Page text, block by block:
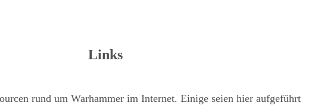
Links
rund um Warhammer im Internet. Einige seien hier aufgeführt